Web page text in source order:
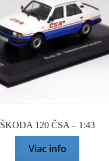
ŠKODA 120 ČSA – 1:43
Viac info